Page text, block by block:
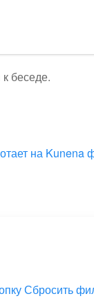
беседе.
на Kunena
Сбросить